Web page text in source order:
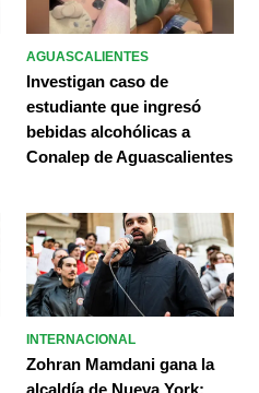
AGUASCALIENTES
Investigan caso de
estudiante que ingresó
bebidas alcohólicas a
Conalep de Aguascalientes
INTERNACIONAL
Zohran Mamdani gana la